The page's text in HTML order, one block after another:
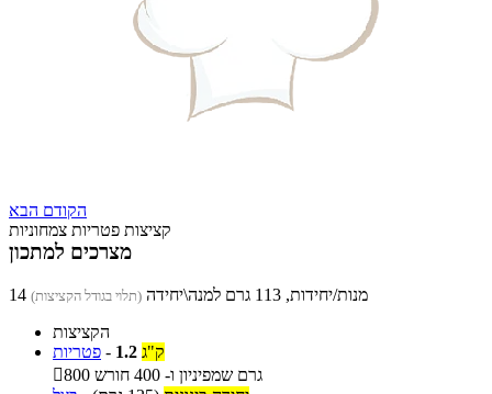
הקודם הבא
קציצות פטריות צמחוניות
מצרכים למתכון
14 מנות/יחידות, 113 גרם למנה\יחידה (תלוי בגודל הקציצות)
הקציצות
פטריות - 1.2 ק"ג

800 גרם שמפיניון ו- 400 חורש